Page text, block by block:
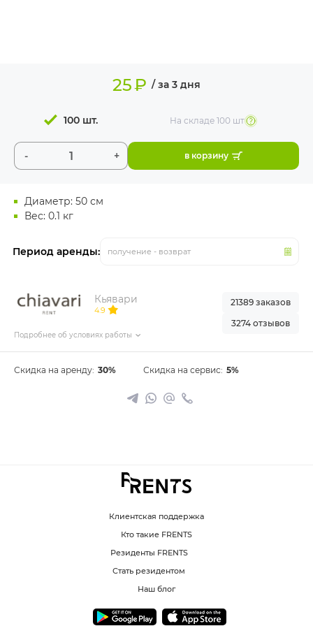
Диаметр: 50 см
Вес: 0.1 кг
Период аренды: получение - возврат
25₽ / за 3 дня
- +
100 шт. На складе100 шт
в корзину
Кьявари
4.9
Подробнее об условиях работы
21389 заказов
3274 отзывов
Скидка на аренду: 30% Скидка на сервис: 5%
Клиентская поддержка
Кто такие FRENTS
Резиденты FRENTS
Стать резидентом
Наш блог